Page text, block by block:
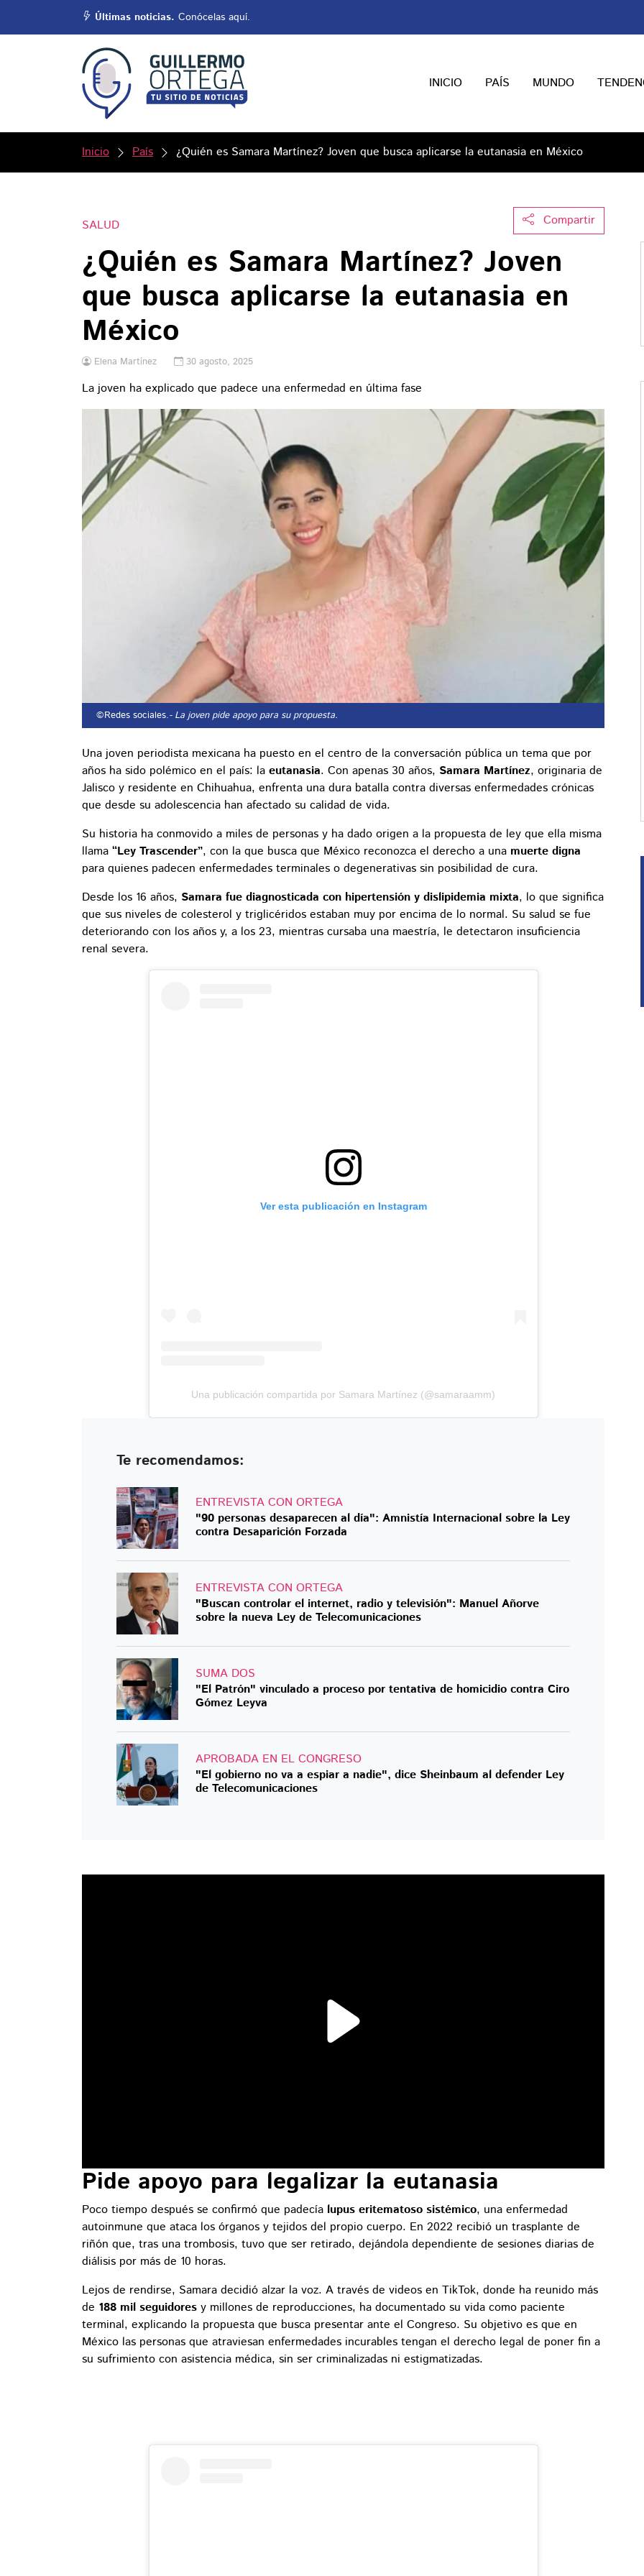
Últimas noticias. Conócelas aquí.
INICIO PAÍS MUNDO
Inicio País ¿Quién es Samara Martínez? Joven que busca aplicarse la eutanasia en México
Compartir
SALUD
¿Quién es Samara Martínez? Joven
que busca aplicarse la eutanasia en
México
Elena Martínez 30 agosto, 2025
La joven ha explicado que padece una enfermedad en última fase
©Redes sociales.- La joven pide apoyo para su propuesta.
Una joven periodista mexicana ha puesto en el centro de la conversación pública un tema que por
años ha sido polémico en el país: la eutanasia. Con apenas 30 años, Samara Martínez, originaria de
Jalisco y residente en Chihuahua, enfrenta una dura batalla contra diversas enfermedades crónicas
que desde su adolescencia han afectado su calidad de vida.
Su historia ha conmovido a miles de personas y ha dado origen a la propuesta de ley que ella misma
llama “Ley Trascender”, con la que busca que México reconozca el derecho a una muerte digna
para quienes padecen enfermedades terminales o degenerativas sin posibilidad de cura.
Desde los 16 años, Samara fue diagnosticada con hipertensión y dislipidemia mixta, lo que significa
que sus niveles de colesterol y triglicéridos estaban muy por encima de lo normal. Su salud se fue
deteriorando con los años y, a los 23, mientras cursaba una maestría, le detectaron insuficiencia
renal severa.
Ver esta publicación en Instagram
Una publicación compartida por Samara Martínez (@samaraamm)
Te recomendamos:
ENTREVISTA CON ORTEGA
"90 personas desaparecen al día": Amnistía Internacional sobre la Ley
contra Desaparición Forzada
ENTREVISTA CON ORTEGA
"Buscan controlar el internet, radio y televisión": Manuel Añorve
sobre la nueva Ley de Telecomunicaciones
SUMA DOS
"El Patrón" vinculado a proceso por tentativa de homicidio contra Ciro
Gómez Leyva
APROBADA EN EL CONGRESO
"El gobierno no va a espiar a nadie", dice Sheinbaum al defender Ley
de Telecomunicaciones
Pide apoyo para legalizar la eutanasia
Poco tiempo después se confirmó que padecía lupus eritematoso sistémico, una enfermedad
autoinmune que ataca los órganos y tejidos del propio cuerpo. En 2022 recibió un trasplante de
riñón que, tras una trombosis, tuvo que ser retirado, dejándola dependiente de sesiones diarias de
diálisis por más de 10 horas.
Lejos de rendirse, Samara decidió alzar la voz. A través de videos en TikTok, donde ha reunido más
de 188 mil seguidores y millones de reproducciones, ha documentado su vida como paciente
terminal, explicando la propuesta que busca presentar ante el Congreso. Su objetivo es que en
México las personas que atraviesan enfermedades incurables tengan el derecho legal de poner fin a
su sufrimiento con asistencia médica, sin ser criminalizadas ni estigmatizadas.